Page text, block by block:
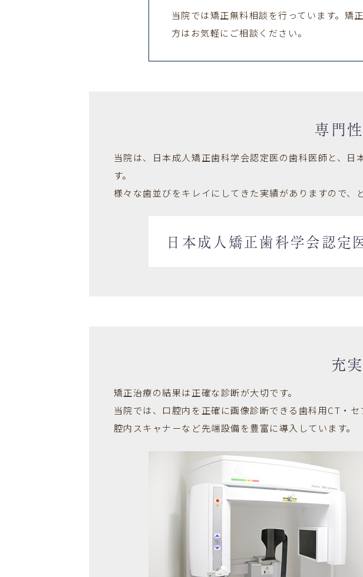
当院では矯正無料相談を行っています。矯
方はお気軽にご相談ください。
専門
当院は、日本成人矯正歯科学会認定医の歯科医師と、
す。
様々な歯並びをキレイにしてきた実績がありますので、
日本成人矯正歯科学会認定
充
矯正治療の結果は正確な診断が大切です。
当院では、口腔内を正確に画像診断できる歯科用CT・
腔内スキャナーなど先端設備を豊富に導入しています。